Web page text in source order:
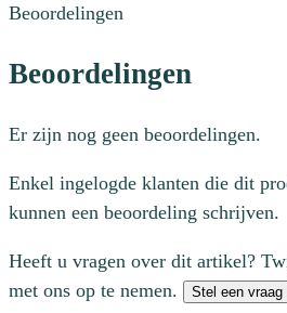
Beoordelingen
Beoordelingen
Er zijn nog geen beoordelingen.
Enkel ingelogde klanten die dit
kunnen een beoordeling schrijven.
Heeft u vragen over dit artikel?
met ons op te nemen.
Stel een vraag